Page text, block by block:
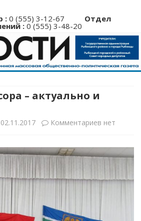
: 0 (555) 3-12-67 Отдел
: 0 (555) 3-48-20
Перейти
– актуально и
02.11.2017 Комментариев к
Жизнь
нет